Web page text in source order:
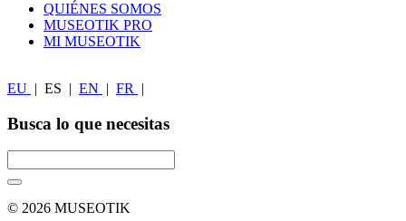
QUIÉNES SOMOS
MUSEOTIK PRO
MI MUSEOTIK
EU | ES | EN | FR |
Busca lo que necesitas
© 2026 MUSEOTIK